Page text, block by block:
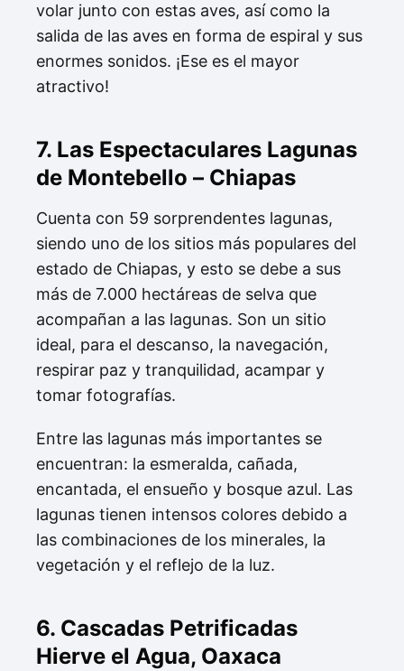
volar junto con estas aves, así como la
salida de las aves en forma de espiral y sus
enormes sonidos. ¡Ese es el mayor
atractivo!
7. Las Espectaculares Lagunas
de Montebello – Chiapas
Cuenta con 59 sorprendentes lagunas,
siendo uno de los sitios más populares del
estado de Chiapas, y esto se debe a sus
más de 7.000 hectáreas de selva que
acompañan a las lagunas. Son un sitio
ideal, para el descanso, la navegación,
respirar paz y tranquilidad, acampar y
tomar fotografías.
Entre las lagunas más importantes se
encuentran: la esmeralda, cañada,
encantada, el ensueño y bosque azul. Las
lagunas tienen intensos colores debido a
las combinaciones de los minerales, la
vegetación y el reflejo de la luz.
6. Cascadas Petrificadas
Hierve el Agua, Oaxaca